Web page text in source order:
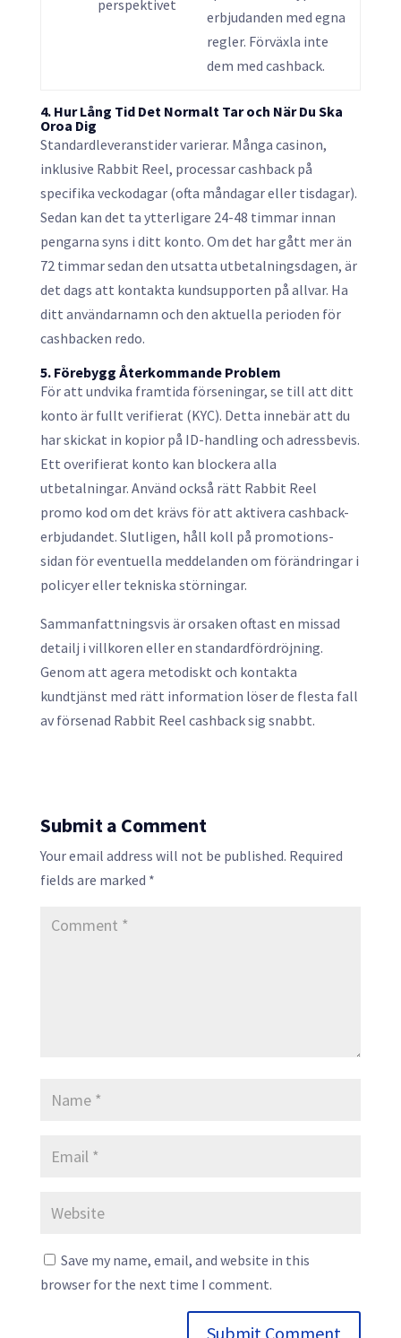
perspektivet
erbjudanden med egna
regler. Förväxla inte
dem med cashback.
4. Hur Lång Tid Det Normalt Tar och När Du Ska
Oroa Dig
Standardleveranstider varierar. Många casinon,
inklusive Rabbit Reel, processar cashback på
specifika veckodagar (ofta måndagar eller tisdagar).
Sedan kan det ta ytterligare 24-48 timmar innan
pengarna syns i ditt konto. Om det har gått mer än
72 timmar sedan den utsatta utbetalningsdagen, är
det dags att kontakta kundsupporten på allvar. Ha
ditt användarnamn och den aktuella perioden för
cashbacken redo.
5. Förebygg Återkommande Problem
För att undvika framtida förseningar, se till att ditt
konto är fullt verifierat (KYC). Detta innebär att du
har skickat in kopior på ID-handling och adressbevis.
Ett overifierat konto kan blockera alla
utbetalningar. Använd också rätt Rabbit Reel
promo kod om det krävs för att aktivera cashback-
erbjudandet. Slutligen, håll koll på promotions-
sidan för eventuella meddelanden om förändringar i
policyer eller tekniska störningar.
Sammanfattningsvis är orsaken oftast en missad
detailj i villkoren eller en standardfördröjning.
Genom att agera metodiskt och kontakta
kundtjänst med rätt information löser de flesta fall
av försenad Rabbit Reel cashback sig snabbt.
Submit a Comment
Your email address will not be published. Required
fields are marked *
Save my name, email, and website in this
browser for the next time I comment.